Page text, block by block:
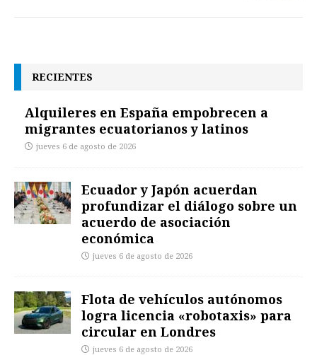
RECIENTES
Alquileres en España empobrecen a
migrantes ecuatorianos y latinos
jueves 6 de agosto de 2026
Ecuador y Japón acuerdan
profundizar el diálogo sobre un
acuerdo de asociación
económica
jueves 6 de agosto de 2026
Flota de vehículos autónomos
logra licencia «robotaxis» para
circular en Londres
jueves 6 de agosto de 2026